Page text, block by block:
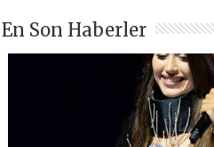
En Son Haberler